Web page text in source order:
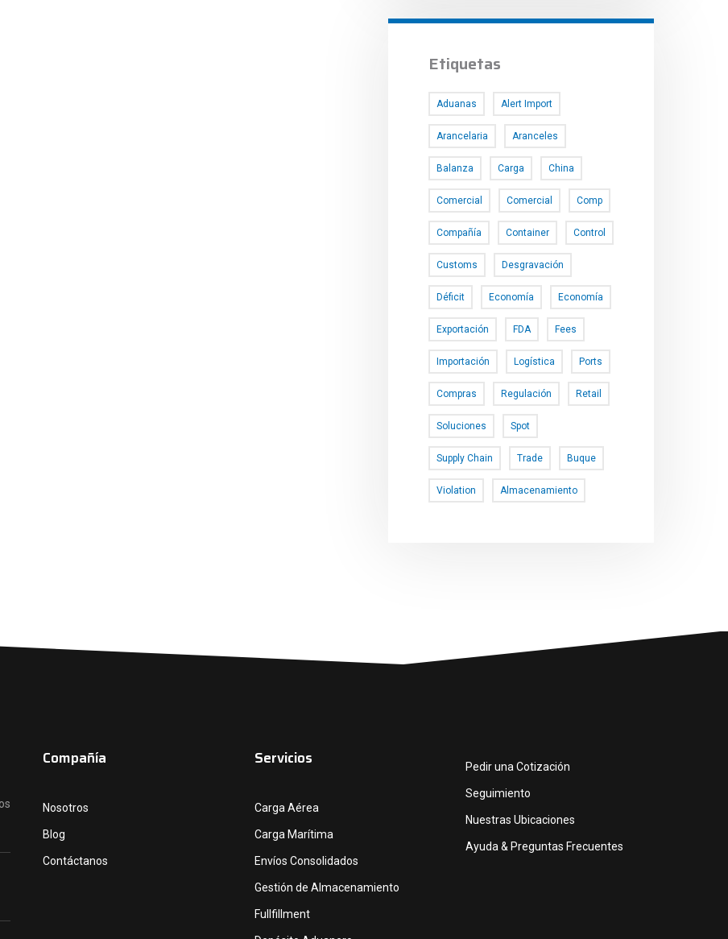
Etiquetas
Aduanas Alert Import
Arancelaria Aranceles
Balanza Carga China
Comercial Comercial Comp
Compañía Container Control
Customs Desgravación
Déficit Economía Economía
Exportación FDA Fees
Importación Logística Ports
Compras Regulación Retail
Soluciones Spot
Supply Chain Trade Buque
Violation Almacenamiento
Compañía
Nosotros
Blog
Contáctanos
Servicios
Carga Aérea
Carga Marítima
Envíos Consolidados
Gestión de Almacenamiento
Fullfillment
Pedir una Cotización
Seguimiento
Nuestras Ubicaciones
Ayuda & Preguntas Frecuentes